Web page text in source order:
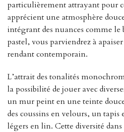
particulièrement attrayant pour
apprécient une atmosphère
intégrant des nuances comme
pastel, vous parviendrez à
rendant contemporain.
L’attrait des tonalités
la possibilité de jouer avec
un mur peint en une teinte
des coussins en velours, un
légers en lin. Cette diversité